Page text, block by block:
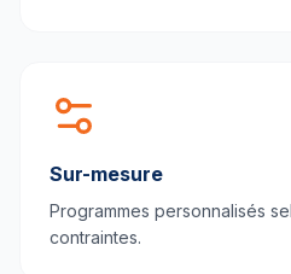
Sur-mesure
Programmes personnalisés
contraintes.